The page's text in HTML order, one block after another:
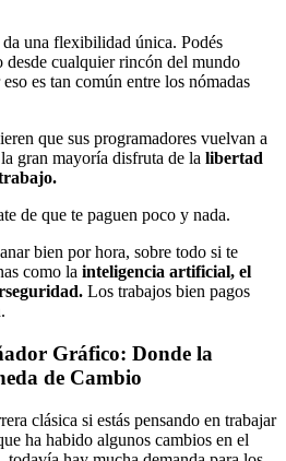
una flexibilidad única. Podés
desde cualquier rincón del mundo
es tan común entre los nómadas
que sus programadores vuelvan a
gran mayoría disfruta de la libertad
de que te paguen poco y nada.
bien por hora, sobre todo si te
como la inteligencia artificial, el
Los trabajos bien pagos
Gráfico: Donde la
de Cambio
clásica si estás pensando en trabajar
ha habido algunos cambios en el